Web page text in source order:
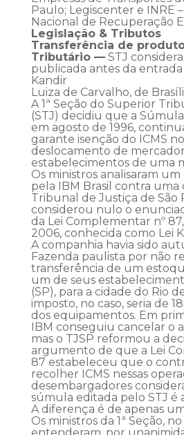
Paulo; Legiscenter e INRE
Nacional de Recuperação
Legislação & Tributos
Transferência de
Tributário —STJ
publicada antes da
Kandir
Luiza de Carvalho, de
A 1ª Seção do Superior
(STJ) decidiu que a
em agosto de 1996,
garante isenção do ICMS
deslocamento de
estabelecimentos de uma
Os ministros analisaram
pela IBM Brasil contra uma
Tribunal de Justiça de São
considerou nulo o
da Lei Complementar nº
2006, conhecida como Lei
A companhia havia sido
Fazenda paulista por não
transferência de um
um de seus
(SP), para a cidade do Rio
imposto, no caso, seria de
dos equipamentos. Em
IBM conseguiu cancelar o
mas o TJSP reformou a
argumento de que a Lei
87 estabeleceu que o
recolher ICMS nessas
desembargadores
súmula editada pelo STJ é
A diferença é de apenas
Os ministros da 1ª Seção,